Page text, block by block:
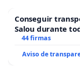
Conseguir
Salou durante
44 firmas
Aviso de